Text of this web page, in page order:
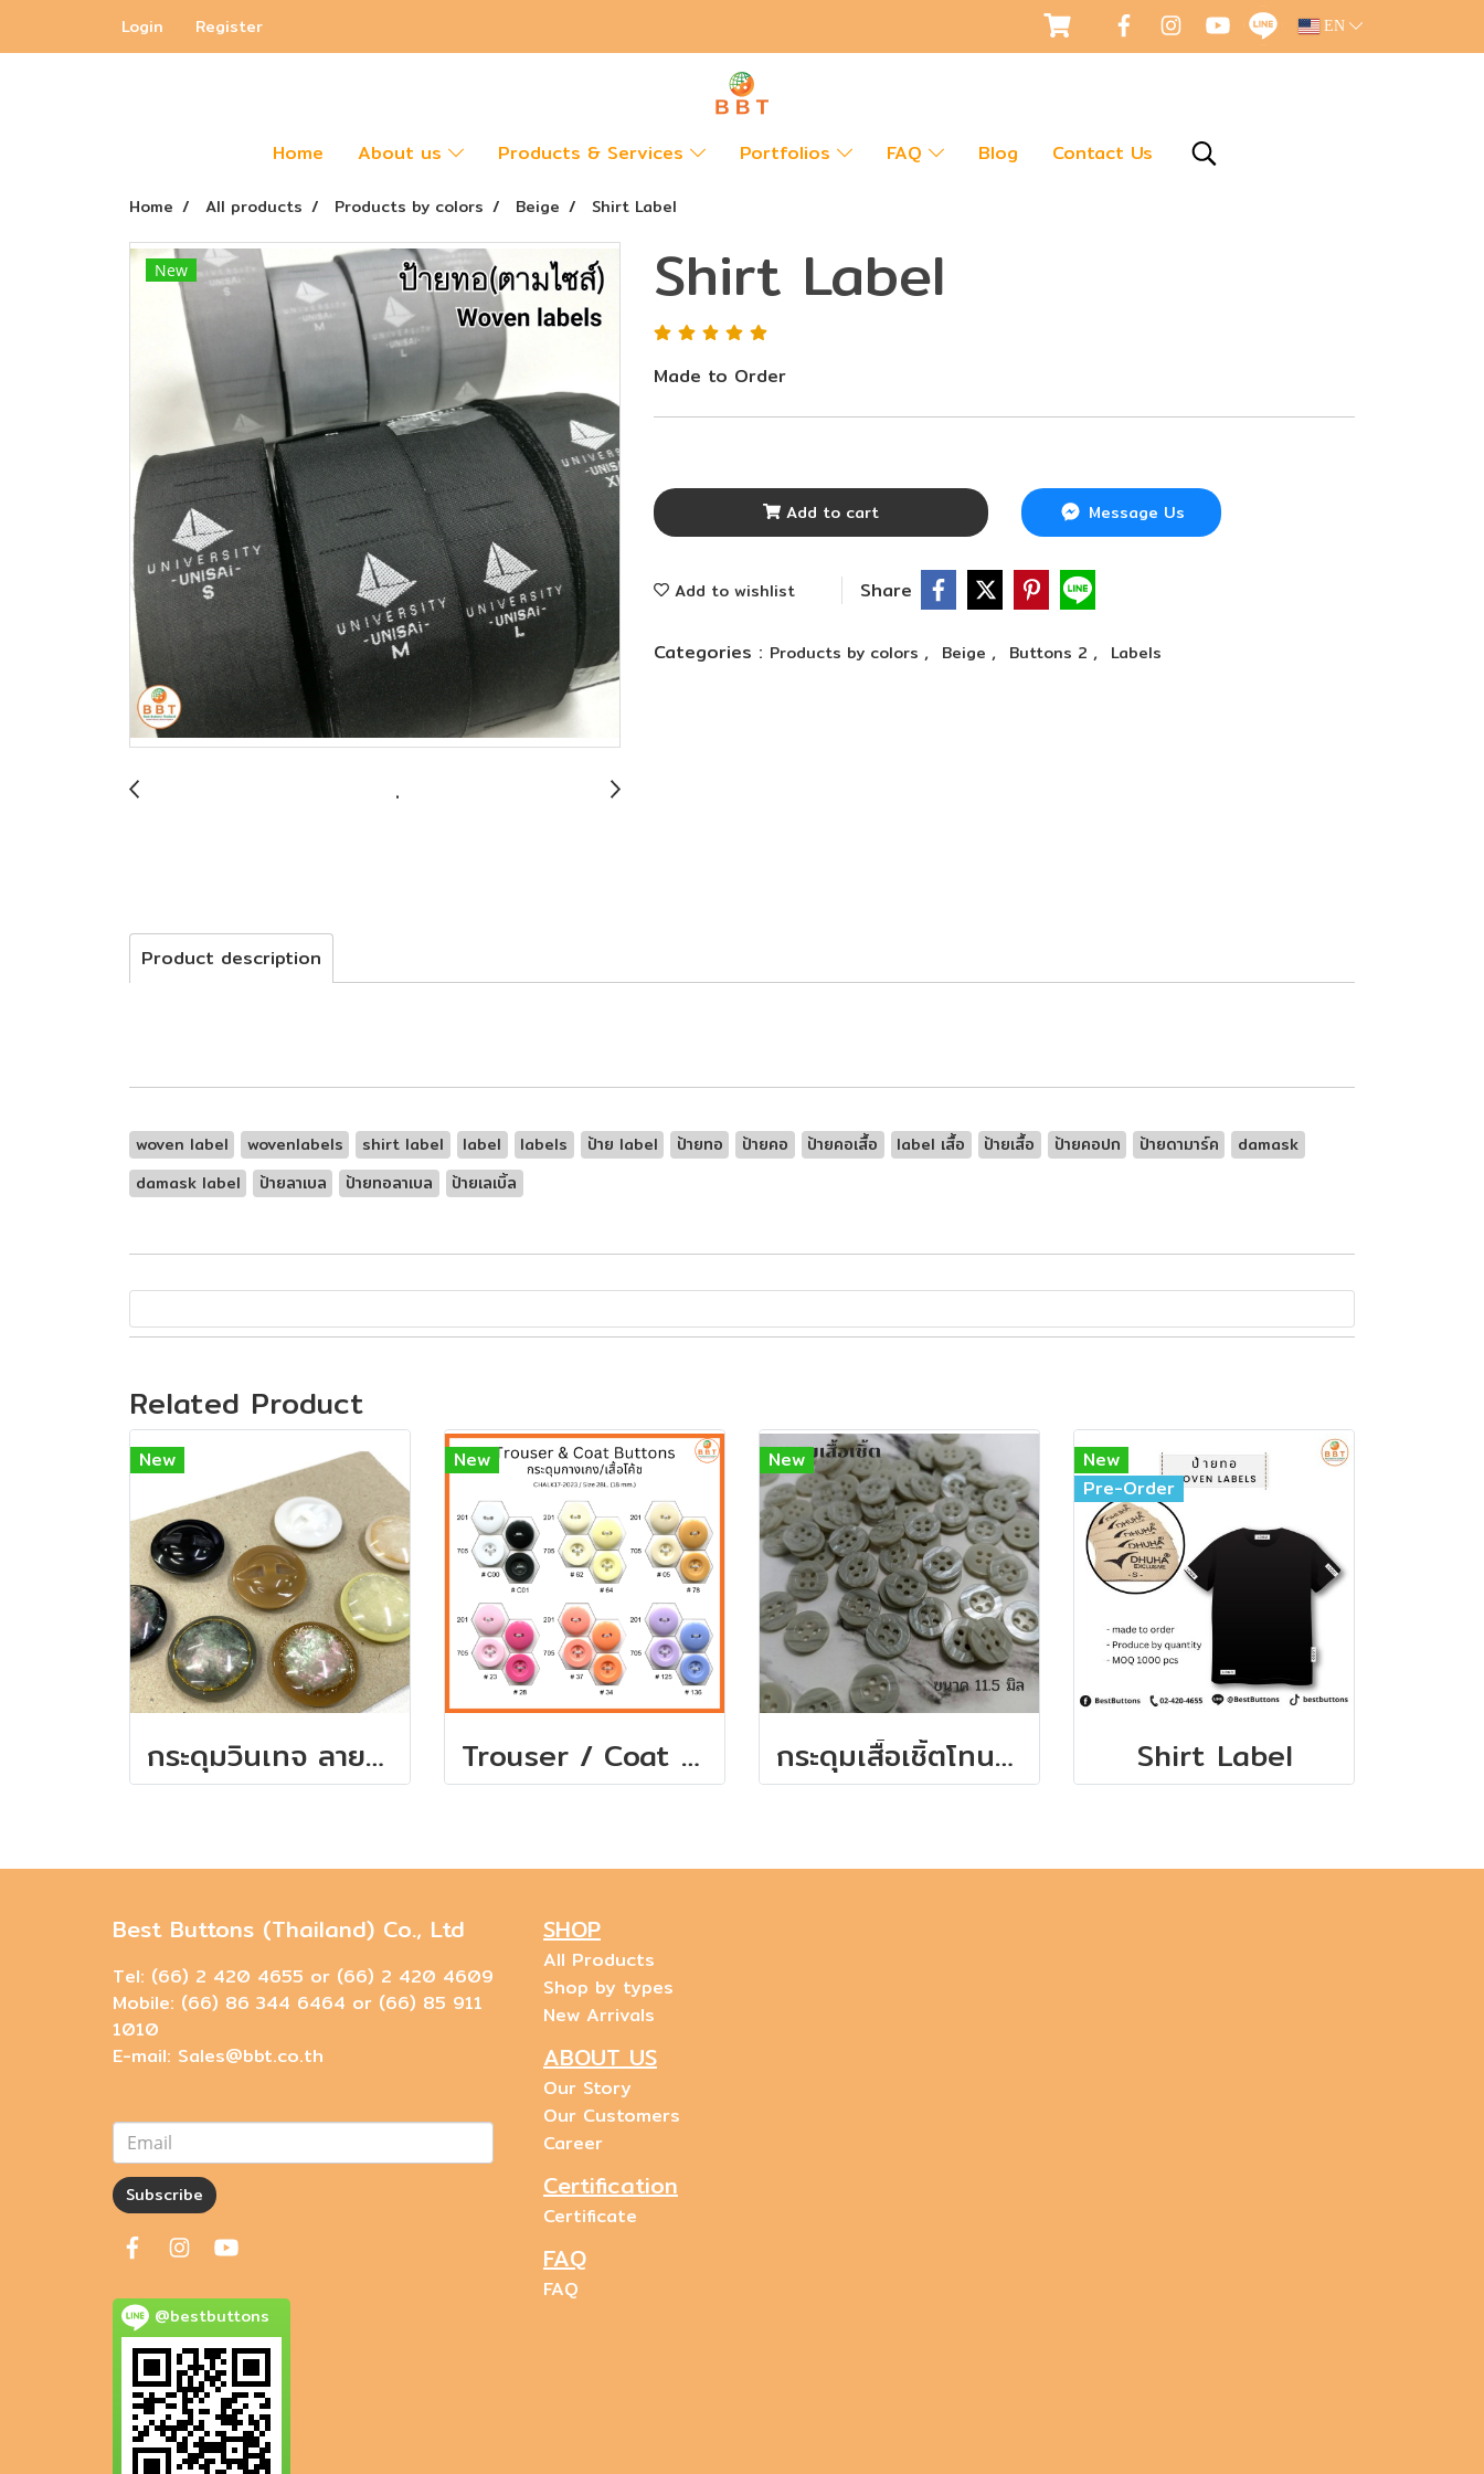
Login Register EN
Home About us Products & Services Portfolios FAQ Blog Contact Us
Home All products Products by colors Beige Shirt Label
New Shirt Label
Made to Order
Add to cart Message Us
Add to wishlist Share
Categories : Products by colors , Beige , Buttons 2 , Labels
Product description
woven label wovenlabels shirt label label labels ป้าย label ป้ายทอ ป้ายคอ ป้ายคอเสื้อ label เสื้อ ป้ายเสื้อ ป้ายคอปก ป้ายดามาร์ค
damask
damask label
ป้ายลาเบล ป้ายทอลาเบล ป้ายเลเบิ้ล
Related Product
New
กระดุมวินเทจ ลายอวกาศ 25 มิล ( เม็ดละ 4 บาท)
New
Trouser / Coat Buttons many colors size 18 mm. ( 2 holes & 4 holes) 100 pcs
New
กระดุมเสื้อเชิ้ตโทนสีกากีขนาด 11.5 มิล (100 เม็ด)
New
Pre-Order
Shirt Label
Best Buttons (Thailand) Co., Ltd
Tel: (66) 2 420 4655 or (66) 2 420 4609
Mobile: (66) 86 344 6464 or (66) 85 911
1010
E-mail: Sales@bbt.co.th
Subscribe
@bestbuttons
SHOP
All Products
Shop by types
New Arrivals
ABOUT US
Our Story
Our Customers
Career
Certification
Certificate
FAQ
FAQ